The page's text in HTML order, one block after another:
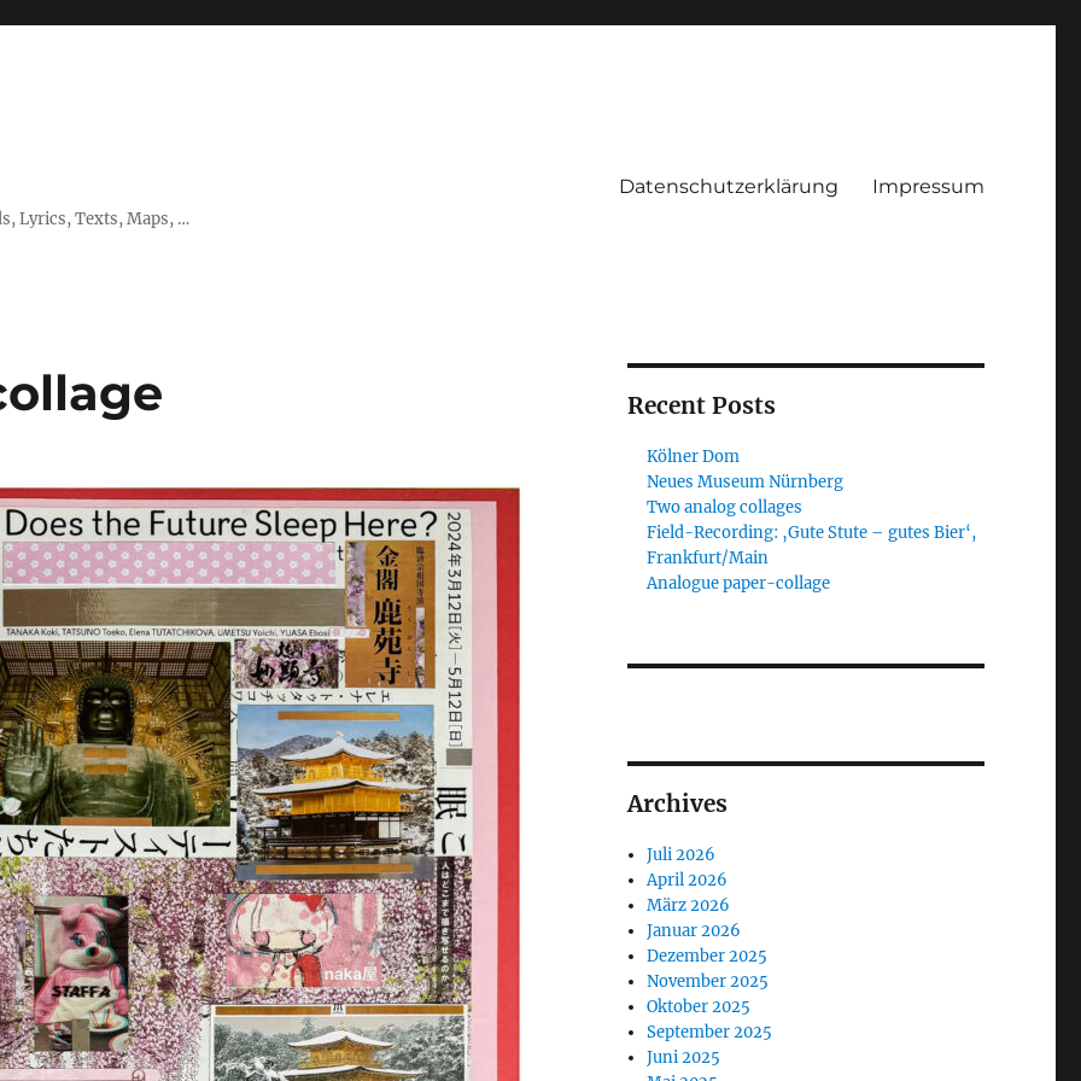
Lyrics, Texts, Maps, …
Datenschutzerklärung Impressum
Recent Posts
Kölner Dom
Neues Museum Nürnberg
Two analog collages
Field-Recording: ‚Gute Stute – gutes Bier‘,
Frankfurt/Main
Analogue paper-collage
Archives
Juli 2026
April 2026
März 2026
Januar 2026
Dezember 2025
November 2025
Oktober 2025
September 2025
Juni 2025